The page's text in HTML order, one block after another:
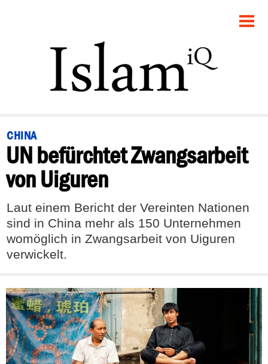
POLITIK
PANORAMA
RECHT
FEUILLETON
DEBATTE
CHINA
UN befürchtet Zwangsarbeit
von Uiguren
Laut einem Bericht der Vereinten Nationen
sind in China mehr als 150 Unternehmen
womöglich in Zwangsarbeit von Uiguren
verwickelt.